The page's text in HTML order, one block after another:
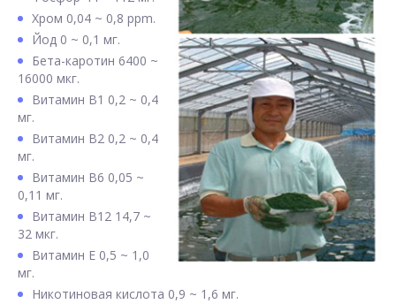
Хром 0,04 ~ 0,8 ppm.
Йод 0 ~ 0,1 мг.
Бета-каротин 6400 ~
16000 мкг.
Витамин В1 0,2 ~ 0,4
мг.
Витамин В2 0,2 ~ 0,4
мг.
Витамин В6 0,05 ~
0,11 мг.
Витамин В12 14,7 ~
32 мкг.
Витамин Е 0,5 ~ 1,0
мг.
Никотиновая кислота 0,9 ~ 1,6 мг.